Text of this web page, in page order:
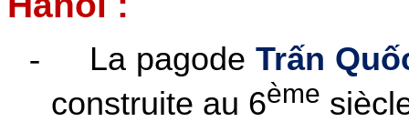
- La pagode Trấn
construite au 6ème